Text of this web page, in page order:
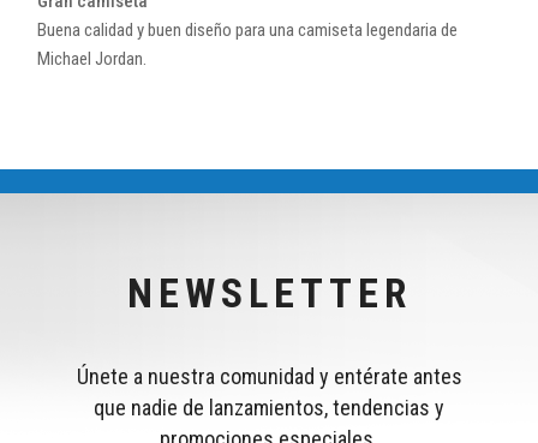
Buena calidad y buen diseño para una camiseta legendaria de
Michael Jordan.
NEWSLETTER
Únete a nuestra comunidad y entérate antes
que nadie de lanzamientos, tendencias y